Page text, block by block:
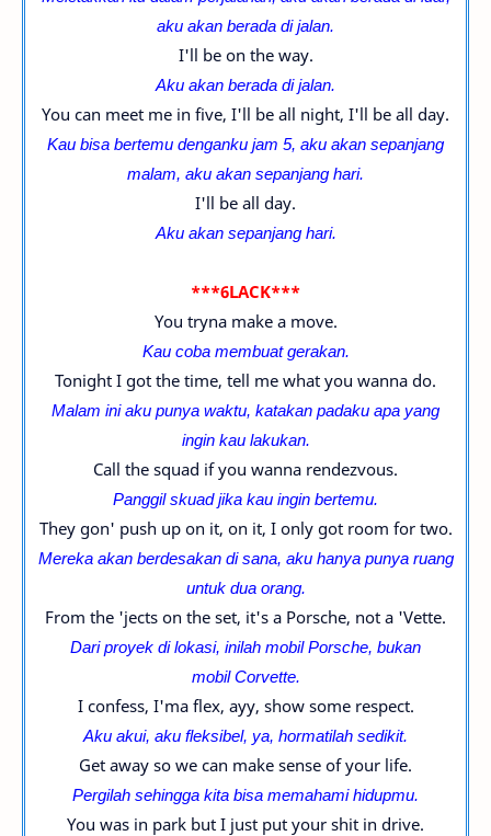
aku akan berada di jalan.
I'll be on the way.
Aku akan berada di jalan.
You can meet me in five, I'll be all night, I'll be all day.
Kau bisa bertemu denganku jam 5, aku akan sepanjang
malam, aku akan sepanjang hari.
I'll be all day.
Aku akan sepanjang hari.
***6LACK***
You tryna make a move.
Kau coba membuat gerakan.
Tonight I got the time, tell me what you wanna do.
Malam ini aku punya waktu, katakan padaku apa yang
ingin kau lakukan.
Call the squad if you wanna rendezvous.
Panggil skuad jika kau ingin bertemu.
They gon' push up on it, on it, I only got room for two.
Mereka akan berdesakan di sana, aku hanya punya ruang
untuk dua orang.
From the 'jects on the set, it's a Porsche, not a 'Vette.
Dari proyek di lokasi, inilah mobilPorsche, bukan
mobil Corvette.
I confess, I'ma flex, ayy, show some respect.
Aku akui, aku fleksibel, ya, hormatilah sedikit.
Get away so we can make sense of your life.
Pergilah sehingga kita bisa memahami hidupmu.
You was in park but I just put your shit in drive.